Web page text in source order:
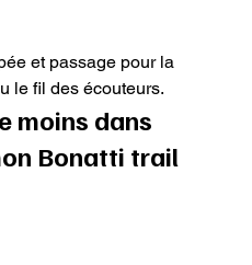
et passage pour la
le fil des écouteurs.
moins dans
Bonatti trail